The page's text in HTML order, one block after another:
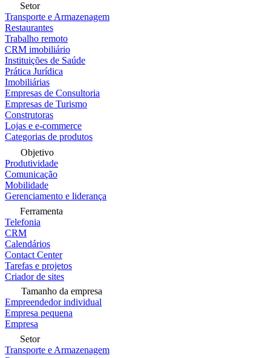
Setor
Transporte e Armazenagem
Restaurantes
Trabalho remoto
CRM imobiliário
Instituições de Saúde
Prática Jurídica
Imobiliárias
Empresas de Consultoria
Empresas de Turismo
Construtoras
Lojas e e-commerce
Categorias de produtos
Objetivo
Produtividade
Comunicação
Mobilidade
Gerenciamento e liderança
Ferramenta
Telefonia
CRM
Calendários
Contact Center
Tarefas e projetos
Criador de sites
Tamanho da empresa
Empreendedor individual
Empresa pequena
Empresa
Setor
Transporte e Armazenagem